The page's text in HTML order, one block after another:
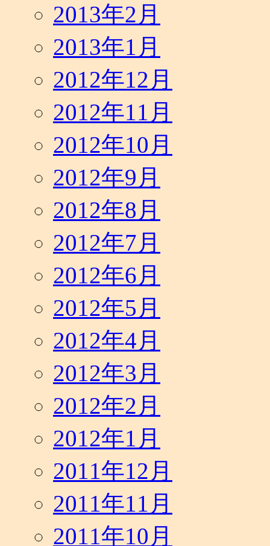
2013年2月
2013年1月
2012年12月
2012年11月
2012年10月
2012年9月
2012年8月
2012年7月
2012年6月
2012年5月
2012年4月
2012年3月
2012年2月
2012年1月
2011年12月
2011年11月
2011年10月